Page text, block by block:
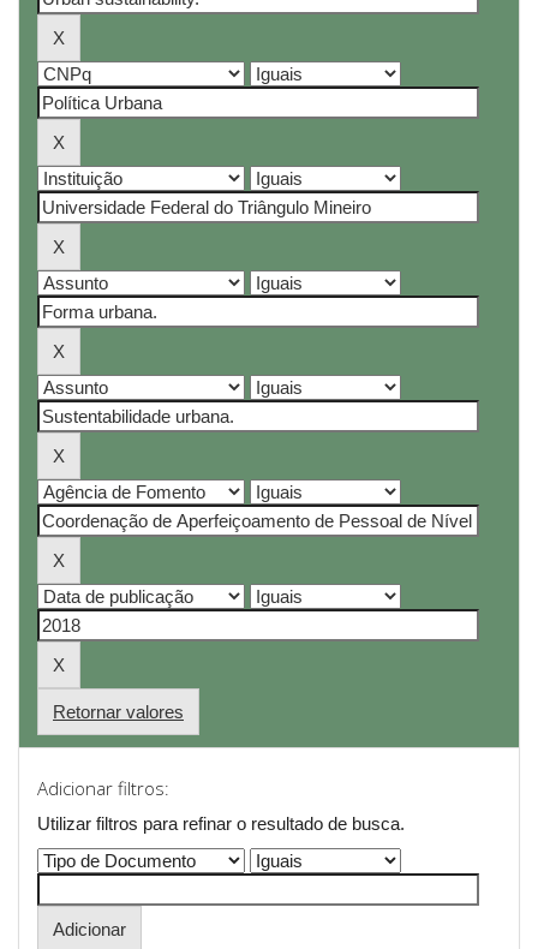
Retornar valores
Adicionar filtros:
Utilizar filtros para refinar o resultado de busca.